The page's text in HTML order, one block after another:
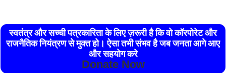
स्वतंत्र और सच्ची पत्रकारिता के लिए ज़रूरी है कि वो कॉरपोरेट और
राजनैतिक नियंत्रण से मुक्त हो। ऐसा तभी संभव है जब जनता आगे आए
और सहयोग करे
Donate Now